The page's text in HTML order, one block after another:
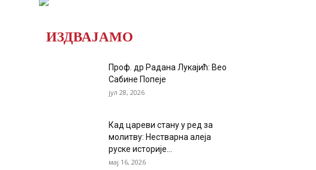
ИЗДВАЈАМО
Проф. др Радана Лукајић: Вео
Сабине Попеје
јул 28, 2026
Кад цареви стану у ред за
молитву: Нестварна алеја
руске историје...
мај 16, 2026